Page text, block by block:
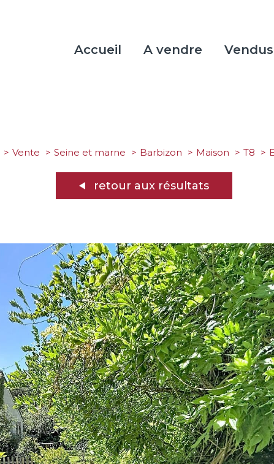
Accueil A vendre Vendus
Vente Seine et marne Barbizon Maison T8
retour aux résultats